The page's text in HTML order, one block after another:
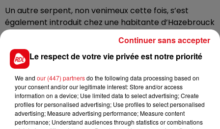
Un autre serpent, non venimeux cette fois, s’est
également introduit chez une habitante d’Hazebrouck
hier soir.
FIL D'ACTUS
Le respect de votre vie privée est notre priorité
We and our (447) partnersdo the following data processing based on
your consent and/or our legitimate interest: Store and/or access
information on a device; Use limited data to select advertising; Create
profiles for personalised advertising; Use profiles to select personalised
advertising; Measure advertising performance; Measure content
performance; Understand audiences through statistics or combinations
Continuer sans accepter